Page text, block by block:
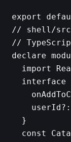
// shell/
//
declare
import
interface
  }
const